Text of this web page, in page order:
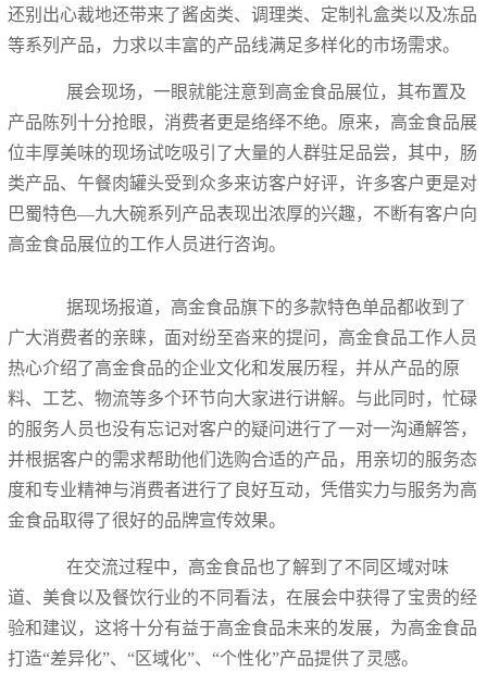
还别出心裁地还带来了酱卤类、调理类、定制礼盒类以及冻品
等系列产品，力求以丰富的产品线满足多样化的市场需求。
展会现场，一眼就能注意到高金食品展位，其布置及
产品陈列十分抢眼，消费者更是络绎不绝。原来，高金食品展
位丰厚美味的现场试吃吸引了大量的人群驻足品尝，其中，肠
类产品、午餐肉罐头受到众多来访客户好评，许多客户更是对
巴蜀特色—九大碗系列产品表现出浓厚的兴趣，不断有客户向
高金食品展位的工作人员进行咨询。
据现场报道，高金食品旗下的多款特色单品都收到了
广大消费者的亲睐，面对纷至沓来的提问，高金食品工作人员
热心介绍了高金食品的企业文化和发展历程，并从产品的原
料、工艺、物流等多个环节向大家进行讲解。与此同时，忙碌
的服务人员也没有忘记对客户的疑问进行了一对一沟通解答，
并根据客户的需求帮助他们选购合适的产品，用亲切的服务态
度和专业精神与消费者进行了良好互动，凭借实力与服务为高
金食品取得了很好的品牌宣传效果。
在交流过程中，高金食品也了解到了不同区域对味
道、美食以及餐饮行业的不同看法，在展会中获得了宝贵的经
验和建议，这将十分有益于高金食品未来的发展，为高金食品
打造“差异化”、“区域化”、“个性化”产品提供了灵感。